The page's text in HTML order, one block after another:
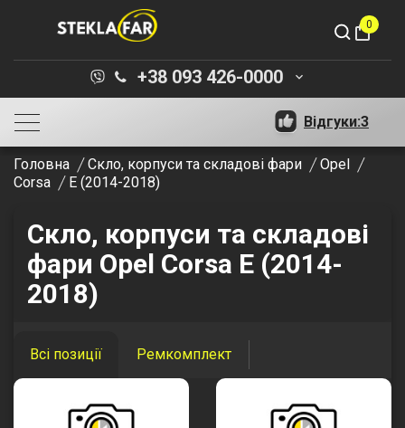
shopping_bag
0
+38 093 426-0000 keyboard_arrow_down
Відгуки:3
Головна Скло, корпуси та складові фари
Opel
Corsa
E (2014-2018)
Скло, корпуси та складові
фари Opel Corsa E (2014-
2018)
Всі позиції Ремкомплект